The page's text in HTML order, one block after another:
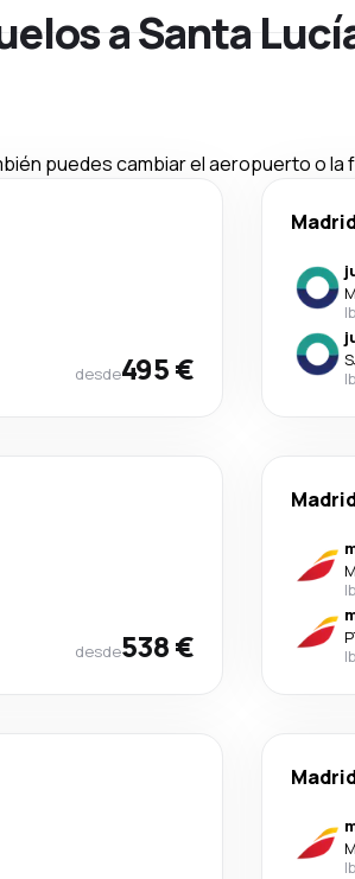
a Santa
puedes cambiar el aeropuerto o la
desde495 €
desde538 €